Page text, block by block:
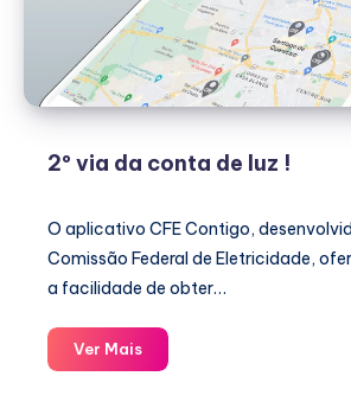
2º via da conta de luz !
O aplicativo CFE Contigo,
Comissão Federal de Eletricidade,
a facilidade de obter…
Ver Mais2º
via